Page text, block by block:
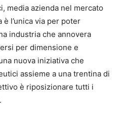
media azienda nel mercato
è l’unica via per poter
industria che annovera
per dimensione e
nuova iniziativa che
assieme a una trentina di
è riposizionare tutti i